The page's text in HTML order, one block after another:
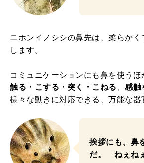
ニホンイノシシの鼻先は、柔らか
します。
コミュニケーションにも鼻を使うほ
触る・こする・突く・こねる、 感触
様々な動きに対応できる、万能な器
挨拶にも、鼻
だ。 ねぇね